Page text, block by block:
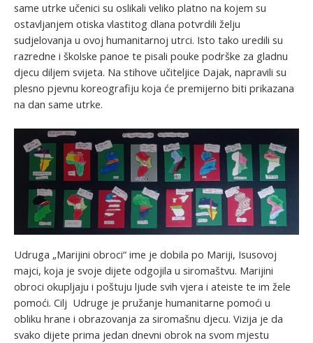
same utrke učenici su oslikali veliko platno na kojem su
ostavljanjem otiska vlastitog dlana potvrdili želju
sudjelovanja u ovoj humanitarnoj utrci. Isto tako uredili su
razredne i školske panoe te pisali pouke podrške za gladnu
djecu diljem svijeta. Na stihove učiteljice Dajak, napravili su
plesno pjevnu koreografiju koja će premijerno biti prikazana
na dan same utrke.
Udruga „Marijini obroci“ ime je dobila po Mariji, Isusovoj
majci, koja je svoje dijete odgojila u siromaštvu. Marijini
obroci okupljaju i poštuju ljude svih vjera i ateiste te im žele
pomoći. Cilj Udruge je pružanje humanitarne pomoći u
obliku hrane i obrazovanja za siromašnu djecu. Vizija je da
svako dijete prima jedan dnevni obrok na svom mjestu